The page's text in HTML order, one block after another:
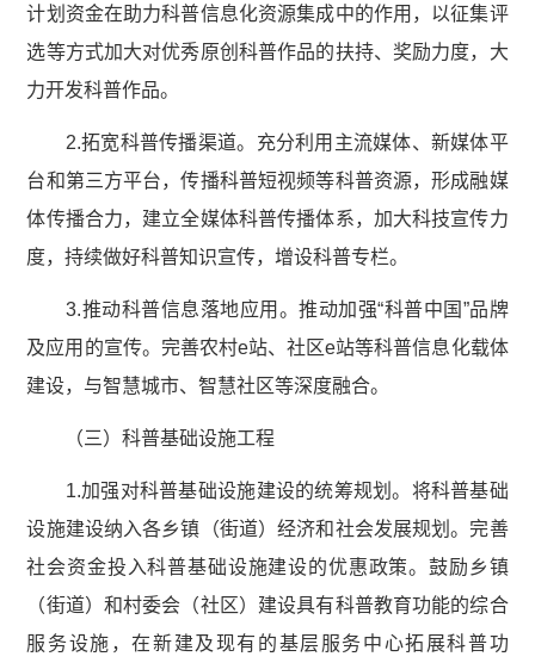
计划资金在助力科普信息化资源集成中的作用，以征集评
选等方式加大对优秀原创科普作品的扶持、奖励力度，大
力开发科普作品。
2.拓宽科普传播渠道。充分利用主流媒体、新媒体平
台和第三方平台，传播科普短视频等科普资源，形成融媒
体传播合力，建立全媒体科普传播体系，加大科技宣传力
度，持续做好科普知识宣传，增设科普专栏。
3.推动科普信息落地应用。推动加强“科普中国”品牌
及应用的宣传。完善农村e站、社区e站等科普信息化载体
建设，与智慧城市、智慧社区等深度融合。
（三）科普基础设施工程
1.加强对科普基础设施建设的统筹规划。将科普基础
设施建设纳入各乡镇（街道）经济和社会发展规划。完善
社会资金投入科普基础设施建设的优惠政策。鼓励乡镇
（街道）和村委会（社区）建设具有科普教育功能的综合
服务设施，在新建及现有的基层服务中心拓展科普功